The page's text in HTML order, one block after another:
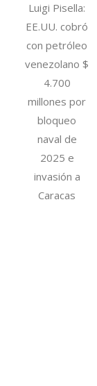
Luigi Pisella:
EE.UU. cobró
con petróleo
venezolano $
4.700
millones por
bloqueo
naval de
2025 e
invasión a
Caracas